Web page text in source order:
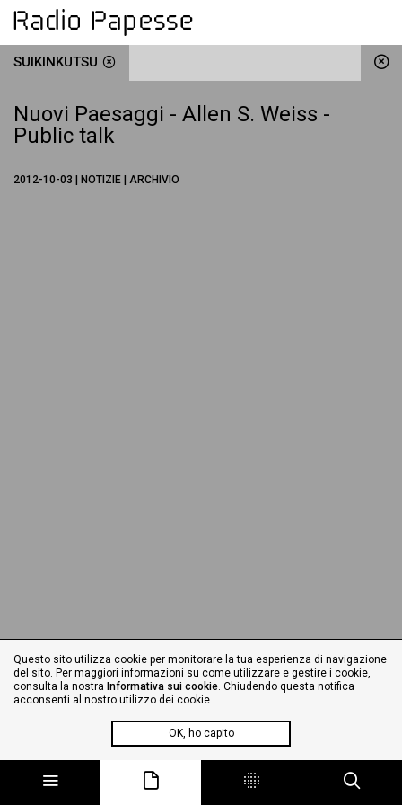
SUIKINKUTSU
Nuovi Paesaggi - Allen S. Weiss -
Public talk
2012-10-03 | NOTIZIE | ARCHIVIO
Questo sito utilizza cookie per monitorare la tua esperienza di navigazione
del sito. Per maggiori informazioni su come utilizzare e gestire i cookie,
consulta la nostra Informativa sui cookie. Chiudendo questa notifica
acconsenti al nostro utilizzo dei cookie.
OK, ho capito